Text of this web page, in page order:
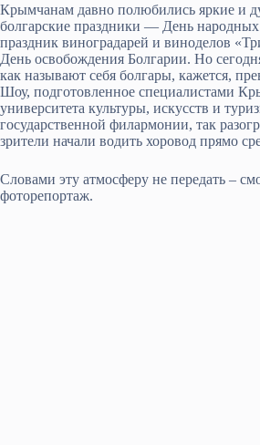
Крымчанам давно полюбились яркие и
болгарские праздники — День народных
праздник виноградарей и виноделов
День освобождения Болгарии. Но
как называют себя болгары, кажется,
Шоу, подготовленное специалистами
университета культуры, искусств и
государственной филармонии, так
зрители начали водить хоровод прямо
Словами эту атмосферу не передать –
фоторепортаж.